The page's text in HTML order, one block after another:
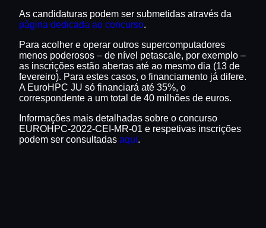
As candidaturas podem ser submetidas através da
página dedicada ao concurso.
Para acolher e operar outros supercomputadores
menos poderosos – de nível petascale, por exemplo –
as inscrições estão abertas até ao mesmo dia (13 de
fevereiro). Para estes casos, o financiamento já difere.
A EuroHPC JU só financiará até 35%, o
correspondente a um total de 40 milhões de euros.
Informações mais detalhadas sobre o concurso
EUROHPC-2022-CEI-MR-01 e respetivas inscrições
podem ser consultadas aqui.